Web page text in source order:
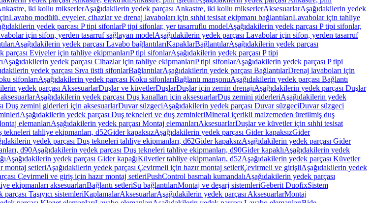
iki kollu mikserlerAşağıdakilerin yedek parçası Ankastre, iki kollu mikserlerAksesuarlarAşağıdakilerin yedek
Lavabo modülü, evyeler, cihazlar ve drenaj lavaboları için sıhhi tesisat ekipmanı bağlantılarıLavabolar için tahliye
yedek parçası P tipi sifonlarP tipi sifonlar, yer tasarruflu modelAşağıdakilerin yedek parçası P tipi sifonlar,
için sifon, yerden tasarruf sağlayan modelAşağıdakilerin yedek parçası Lavabolar için sifon, yerden tasarruf
Aşağıdakilerin yedek parçası Lavabo bağlantılarıKapaklarBağlantılarAşağıdakilerin yedek parçası
parçası Eviyeler için tahliye ekipmanlarıP tipi sifonlarAşağıdakilerin yedek parçası P tipi
Aşağıdakilerin yedek parçası Cihazlar için tahliye ekipmanlarıP tipi sifonlarAşağıdakilerin yedek parçası P tipi
yedek parçası Sıva üstü sifonlarBağlantılarAşağıdakilerin yedek parçası BağlantılarDrenaj lavaboları için
sifonlarıAşağıdakilerin yedek parçası Koku sifonlarıBağlantı manşonuAşağıdakilerin yedek parçası Bağlantı
yedek parçası AksesuarlarDuşlar ve küvetlerDuşlarDuşlar için zemin drenajıAşağıdakilerin yedek parçası Duşlar
Aşağıdakilerin yedek parçası Duş kanalları için aksesuarlarDuş zemini giderleriAşağıdakilerin yedek
Duş zemini giderleri için aksesuarlarDuvar süzgeciAşağıdakilerin yedek parçası Duvar süzgeciDuvar süzgeci
Aşağıdakilerin yedek parçası Duş tekneleri ve duş zeminleriMineral içerikli malzemeden üretilmiş duş
elemanlarıAşağıdakilerin yedek parçası Montaj elemanlarıAksesuarlarDuşlar ve küvetler için sıhhi tesisat
tekneleri tahliye ekipmanları, d52Gider kapaksızAşağıdakilerin yedek parçası Gider kapaksızGider
yedek parçası Duş tekneleri tahliye ekipmanları, d62Gider kapaksızAşağıdakilerin yedek parçası Gider
d90Aşağıdakilerin yedek parçası Duş tekneleri tahliye ekipmanları, d90Gider kapaklıAşağıdakilerin yedek
Aşağıdakilerin yedek parçası Gider kapağıKüvetler tahliye ekipmanları, d52Aşağıdakilerin yedek parçası Küvetler
montaj setleriAşağıdakilerin yedek parçası Çevirmeli için hazır montaj setleriÇevirmeli ve girişliAşağıdakilerin yedek
Çevirmeli ve giriş için hazır montaj setleriPushControl basmalı kumandalıAşağıdakilerin yedek parçası
ekipmanları aksesuarlarıBağlantı setleriSu bağlantılarıMontaj ve deşarj sistemleriGeberit DuofixSistem
Taşıyıcı sistemleriKaplamalarAksesuarlarAşağıdakilerin yedek parçası AksesuarlarMontaj